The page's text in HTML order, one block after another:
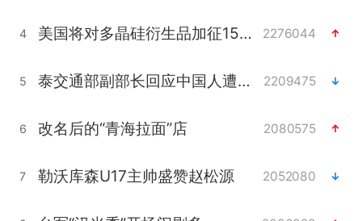
4 美国将对多晶硅衍生品加征15%关税 2276044
5 泰交通部副部长回应中国人遭歧视手势 2209475
6 改名后的“青海拉面”店 2080575
7 勒沃库森U17主帅盛赞赵松源 2052080